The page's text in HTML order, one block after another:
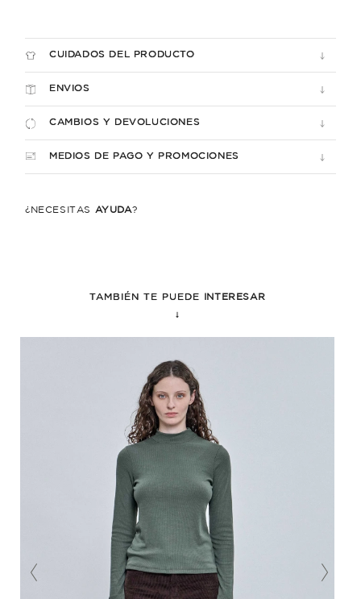
CUIDADOS DEL PRODUCTO
ENVIOS
CAMBIOS Y DEVOLUCIONES
MEDIOS DE PAGO Y PROMOCIONES
¿NECESITÁS AYUDA?
TAMBIÉN TE PUEDE
INTERESAR
↓